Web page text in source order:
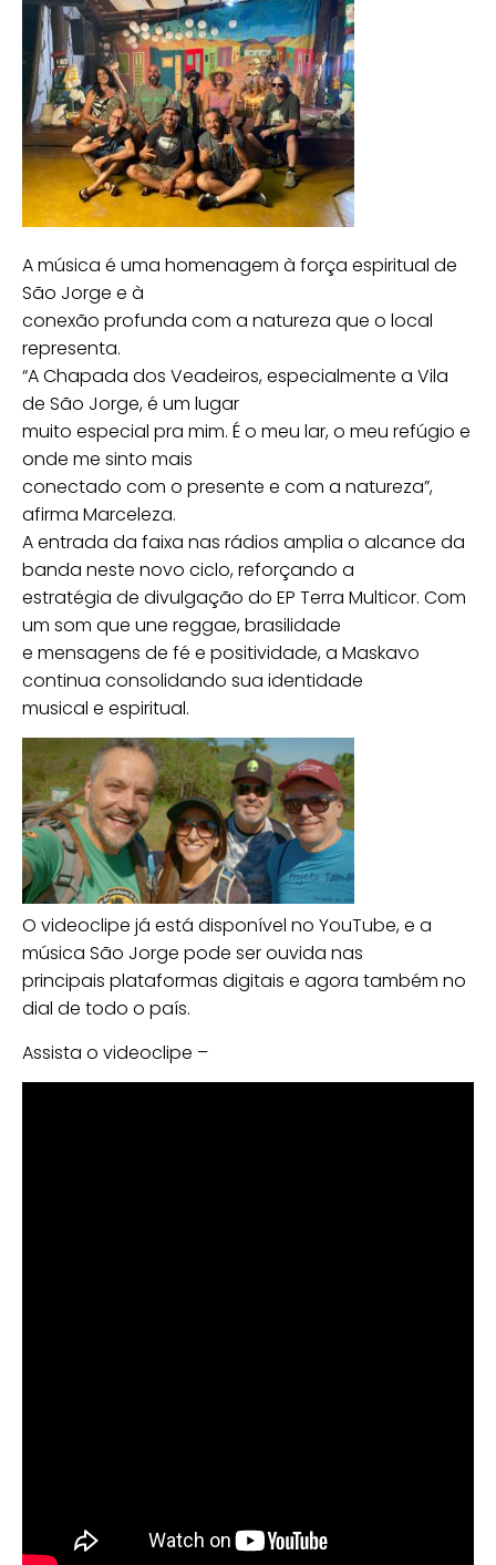
A música é uma homenagem à força espiritual de
São Jorge e à
conexão profunda com a natureza que o local
representa.
“A Chapada dos Veadeiros, especialmente a Vila
de São Jorge, é um lugar
muito especial pra mim. É o meu lar, o meu refúgio e
onde me sinto mais
conectado com o presente e com a natureza”,
afirma Marceleza.
A entrada da faixa nas rádios amplia o alcance da
banda neste novo ciclo, reforçando a
estratégia de divulgação do EP Terra Multicor. Com
um som que une reggae, brasilidade
e mensagens de fé e positividade, a Maskavo
continua consolidando sua identidade
musical e espiritual.
O videoclipe já está disponível no YouTube, e a
música São Jorge pode ser ouvida nas
principais plataformas digitais e agora também no
dial de todo o país.
Assista o videoclipe –